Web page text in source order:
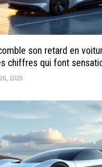
son retard en
chiffres qui font
2025